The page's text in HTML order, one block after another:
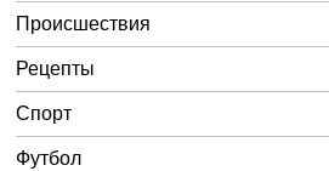
Происшествия
Рецепты
Спорт
Футбол